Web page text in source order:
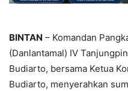
BINTAN – Komandan
(Danlantamal) IV
Budiarto, bersama Ketua
Budiarto, menyerahkan